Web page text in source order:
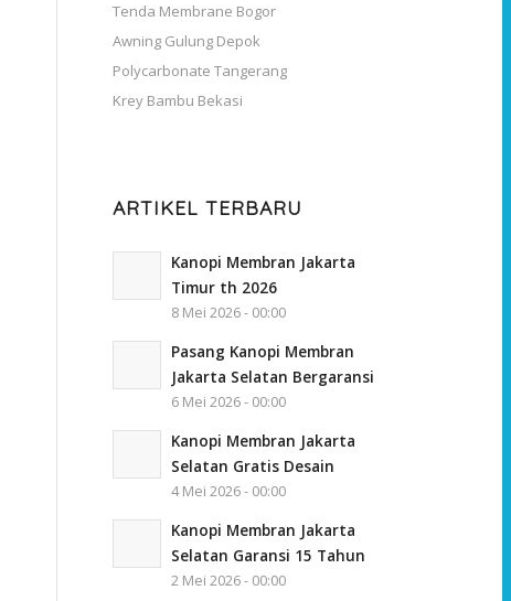
Tenda Membrane Bogor
Awning Gulung Depok
Polycarbonate Tangerang
Krey Bambu Bekasi
ARTIKEL TERBARU
Kanopi Membran Jakarta
Timur th 2026
8 Mei 2026 - 00:00
Pasang Kanopi Membran
Jakarta Selatan Bergaransi
6 Mei 2026 - 00:00
Kanopi Membran Jakarta
Selatan Gratis Desain
4 Mei 2026 - 00:00
Kanopi Membran Jakarta
Selatan Garansi 15 Tahun
2 Mei 2026 - 00:00